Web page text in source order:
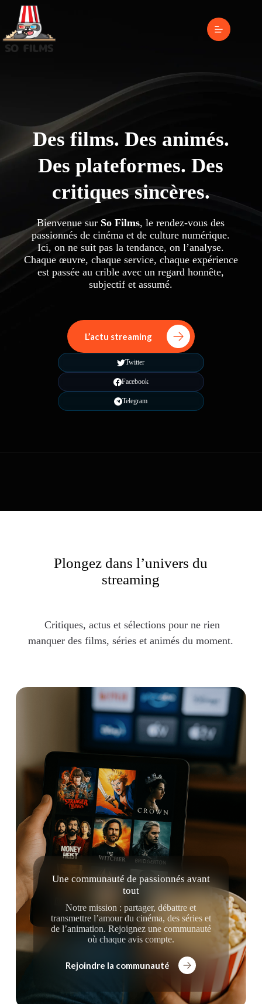
Passer
contenu
Des films. Des animés.
Des plateformes. Des
critiques sincères.
Bienvenue sur So Films, le rendez-vous des
passionnés de cinéma et de culture numérique.
Ici, on ne suit pas la tendance, on l’analyse.
Chaque œuvre, chaque service, chaque expérience
est passée au crible avec un regard honnête,
subjectif et assumé.
L’actu streaming
Twitter
Facebook
Telegram
Plongez dans l’univers du
streaming
Critiques, actus et sélections pour ne rien
manquer des films, séries et animés du moment.
Une communauté de passionnés avant
tout
Notre mission : partager, débattre et
transmettre l’amour du cinéma, des séries et
de l’animation. Rejoignez une communauté
où chaque avis compte.
Rejoindre la communauté